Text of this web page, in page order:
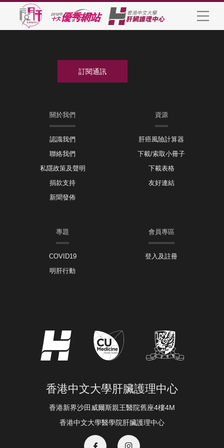
關於我們
認識我們
聯絡我們
私隱政策及聲明
捐款支持
新聞發佈
資源
肝癌風險計算器
下載/索取小冊子
下載表格
友好連結
專題
COVID19
明肝行動
會員專區
登入及註冊
香港中文大學肝臟護理中心
香港新界沙田威爾斯親王醫院舊座4樓4M
香港中文大學醫學院肝臟護理中心